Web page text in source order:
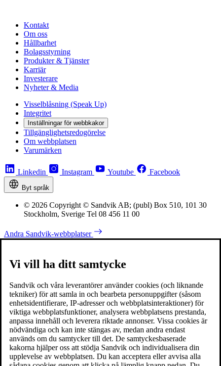
Kontakt
Om oss
Hållbarhet
Bolagsstyrning
Produkter & Tjänster
Karriär
Investerare
Nyheter & Media
Visselblåsning (Speak Up)
Integritet
Inställningar för webbkakor
Tillgänglighetsredogörelse
Om webbplatsen
Varumärken
Linkedin Instagram Youtube Facebook
Byt språk
© 2026 Copyright © Sandvik AB; (publ) Box 510, 101 30
Stockholm, Sverige Tel 08 456 11 00
Andra Sandvik-webbplatser
Vi vill ha ditt samtycke
Sandvik och våra leverantörer använder cookies (och liknande
tekniker) för att samla in och bearbeta personuppgifter (såsom
enhetsidentifierare, IP-adresser och webbplatsinteraktioner) för
viktiga webbplatsfunktioner, analysera webbplatsens prestanda,
anpassa innehåll och leverera riktade annonser. Vissa cookies är
nödvändiga och kan inte stängas av, medan andra endast
används om du samtycker till det. De samtyckesbaserade
kakorna hjälper oss att stödja Sandvik och individualisera din
upplevelse av webbplatsen. Du kan acceptera eller avvisa alla